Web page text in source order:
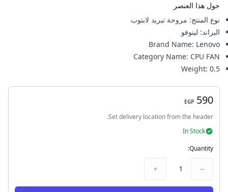
حول هذا العنصر
نوع المنتج: مروحة تبريد لابتوب
البراند: لينوفو
Brand Name: Lenovo
Category Name: CPU FAN
Weight: 0.5
590
EGP
Set delivery location from the header.
In Stock
Quantity:
−
1
+